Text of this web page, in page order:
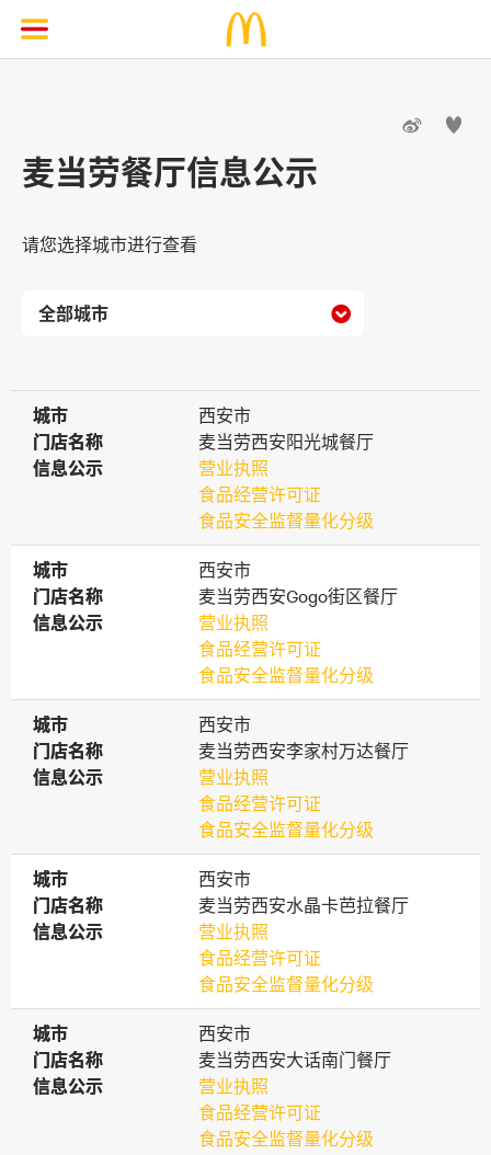
 
麦当劳餐厅信息公示
请您选择城市进行查看

城市
城市
西安市
门店名称
门店名称
麦当劳西安阳光城餐厅
信息公示
信息公示
营业执照
食品经营许可证
食品安全监督量化分级
城市
城市
西安市
门店名称
门店名称
麦当劳西安Gogo街区餐厅
信息公示
信息公示
营业执照
食品经营许可证
食品安全监督量化分级
城市
城市
西安市
门店名称
门店名称
麦当劳西安李家村万达餐厅
信息公示
信息公示
营业执照
食品经营许可证
食品安全监督量化分级
城市
城市
西安市
门店名称
门店名称
麦当劳西安水晶卡芭拉餐厅
信息公示
信息公示
营业执照
食品经营许可证
食品安全监督量化分级
城市
城市
西安市
门店名称
门店名称
麦当劳西安大话南门餐厅
信息公示
信息公示
营业执照
食品经营许可证
食品安全监督量化分级